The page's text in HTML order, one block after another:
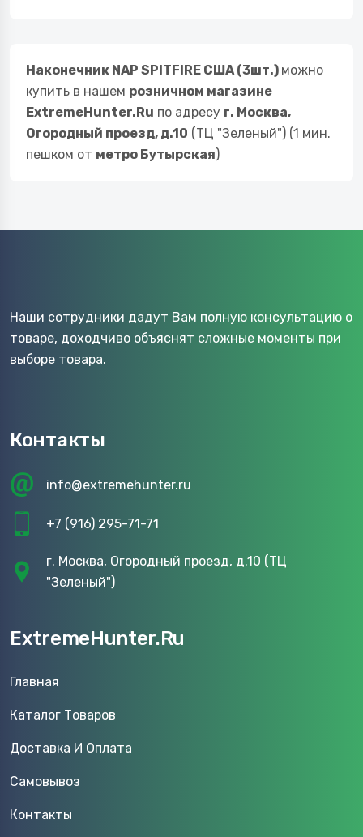
Наконечник NAP SPITFIRE США (3шт.) можно
купить в нашем розничном магазине
ExtremeHunter.Ru по адресу г. Москва,
Огородный проезд, д.10 (ТЦ "Зеленый") (1 мин.
пешком от метро Бутырская)
Наши сотрудники дадут Вам полную консультацию о
товаре, доходчиво объяснят сложные моменты при
выборе товара.
Контакты
info@extremehunter.ru
+7 (916) 295-71-71
г. Москва, Огородный проезд, д.10 (ТЦ
"Зеленый")
ExtremeHunter.Ru
Главная
Каталог Товаров
Доставка И Оплата
Самовывоз
Контакты